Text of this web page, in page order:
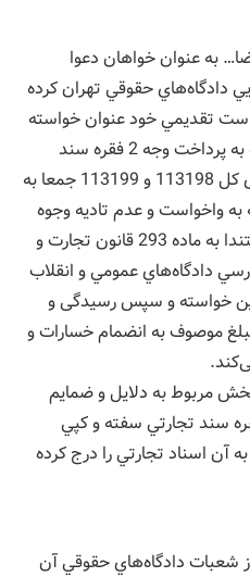
به عنوان خواهان دعوا
دادگاه‌هاي حقوقي تهران كرده
تقديمي خود عنوان خواسته
خود را صدور حكم بر الزام خوانده به پرداخت وجه 2 فقره سند
تجارتي سفته به شماره خزانه‌داری کل 113198 و 113199 جمعا به
به واخواست و عدم تادیه وجوه
آن از ناحیه خوانده خواسته و مستندا به ماده 293 قانون تجارت و
آيين دادرسي دادگاه‌هاي عمومي و انقلاب
خواسته و سپس رسیدگی و
موصوف به انضمام خسارات و
مربوط به دلايل و ضمايم
خود كپي مصدق 2 فقره سند تجارتي سفته و كپي
اسناد تجارتي را درج كرده
شعبات دادگاه‌هاي حقوقي آن